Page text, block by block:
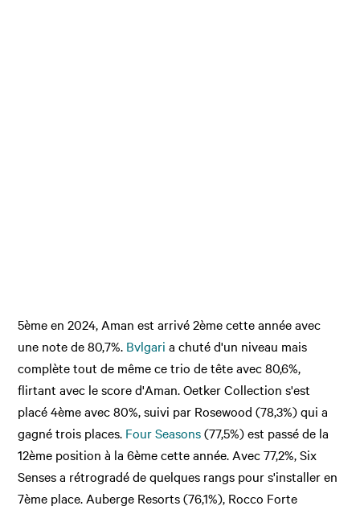
5ème en 2024, Aman est arrivé 2ème cette année avec
une note de 80,7%. Bvlgari a chuté d'un niveau mais
complète tout de même ce trio de tête avec 80,6%,
flirtant avec le score d'Aman. Oetker Collection s'est
placé 4ème avec 80%, suivi par Rosewood (78,3%) qui a
gagné trois places. Four Seasons(77,5%) est passé de la
12ème position à la 6ème cette année. Avec 77,2%, Six
Senses a rétrogradé de quelques rangs pour s'installer en
7ème place. Auberge Resorts (76,1%), Rocco Forte